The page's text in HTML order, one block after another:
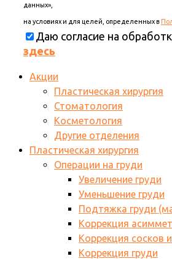
данных»,
на условиях и для целей, определенных в
Даю согласие на
здесь
Акции
Пластическая хирургия
Стоматология
Косметология
Другие отделения
Пластическая хирургия
Операции на груди
Увеличение груди
Уменьшение груди
Подтяжка груди
Коррекция
Коррекция сосков
Коррекция груди